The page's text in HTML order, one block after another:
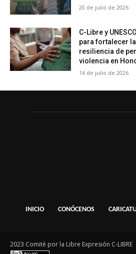
20 de julio de 2026
C-Libre y
para fortalecer
resiliencia de
violencia en
16 de julio de 2026
INICIO CONÓCENOS
2023 Comité por la Libre Expresión C-LIBRE